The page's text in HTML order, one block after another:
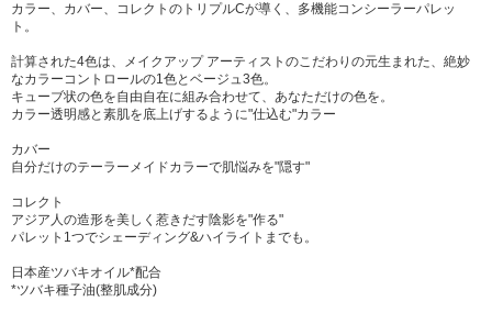
カラー、カバー、コレクトのトリプルCが導く、多機能コンシーラーパレッ
ト。
計算された4色は、メイクアップ アーティストのこだわりの元生まれた、絶妙
なカラーコントロールの1色とベージュ3色。
キューブ状の色を自由自在に組み合わせて、あなただけの色を。
カラー透明感と素肌を底上げするように"仕込む"カラー
カバー
自分だけのテーラーメイドカラーで肌悩みを"隠す"
コレクト
アジア人の造形を美しく惹きだす陰影を"作る"
パレット1つでシェーディング&ハイライトまでも。
日本産ツバキオイル*配合
*ツバキ種子油(整肌成分)